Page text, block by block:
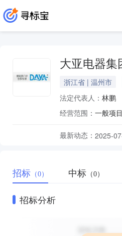
大亚电器集
浙江省 | 温州市
法定代表人： 林鹏
经营范围：
最新动态： 2025-
招标 （0） 中标 （0）
招标分析